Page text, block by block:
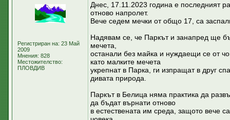
Регистриран на: 23 Май
2009
Мнения: 828
Местожителство:
ПЛОВДИВ
Днес, 17.11.2023 година е последният
отново напролет.
Вече седем мечки от общо 17, са
Надявам се, че Паркът и занапред ще
мечета,
останали без майка и нуждаещи се от
като малките мечета
укрепнат в Парка, ги изпращат в друг
дивата природа.
Паркът в Белица няма практика да
да бъдат върнати отново
в естествената им среда, защото вече